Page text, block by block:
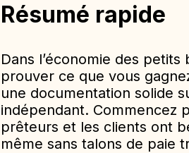
Résumé rapide
Dans l’économie des petits
prouver ce que vous
une documentation solide
indépendant. Commencez
prêteurs et les clients ont
même sans talons de paie